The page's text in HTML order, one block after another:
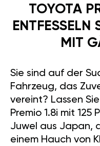
TOYOTA
ENTFESSELN
MIT
Sie sind auf der
Fahrzeug, das
vereint? Lassen
Premio 1.8i mit 125
Juwel aus Japan,
einem Hauch von